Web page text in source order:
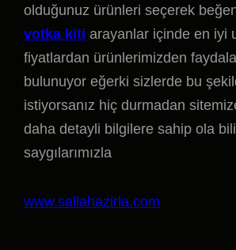
olduğunuz ürünleri seçerek
votka kiti arayanlar içinde en iyi
fiyatlardan ürünlerimizden
bulunuyor eğerki sizlerde bu
istiyorsanız hiç durmadan
daha detayli bilgilere sahip ola
saygılarımızla
www.sallahazirla.com